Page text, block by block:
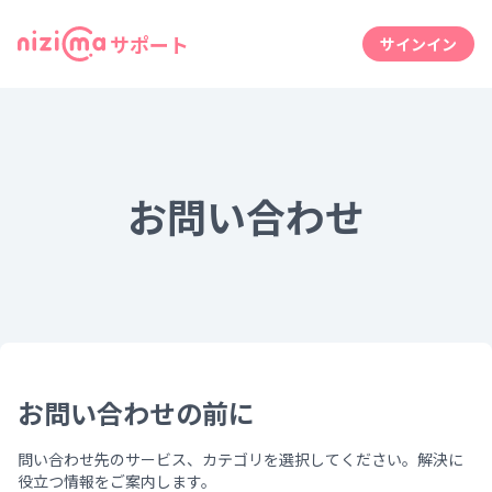
サポート サインイン
お問い合わせ
お問い合わせの前に
問い合わせ先のサービス、カテゴリを選択してください。解決に
役立つ情報をご案内します。